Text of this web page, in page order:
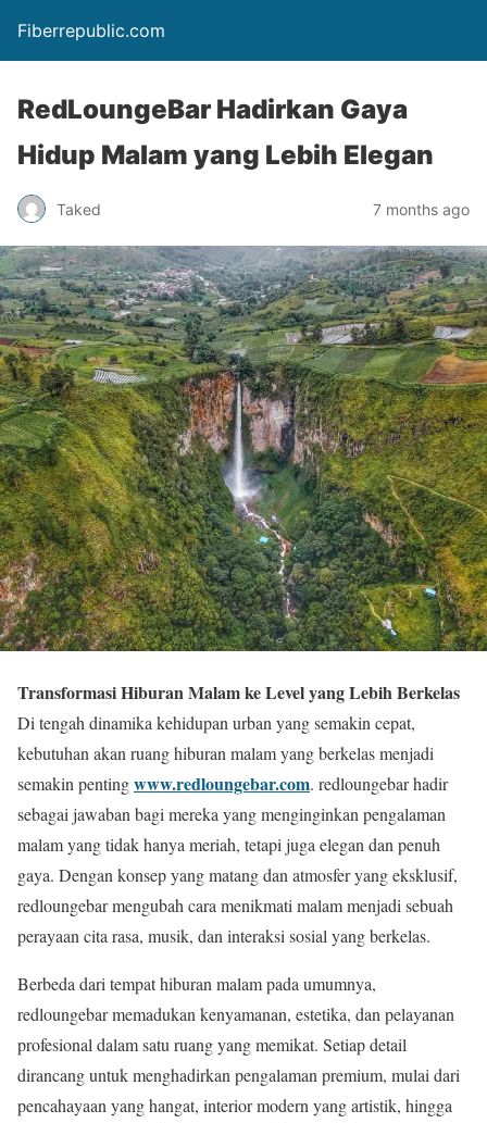
Fiberrepublic.com
RedLoungeBar Hadirkan Gaya
Hidup Malam yang Lebih Elegan
Taked 7 months ago
Transformasi Hiburan Malam ke Level yang Lebih Berkelas
Di tengah dinamika kehidupan urban yang semakin cepat,
kebutuhan akan ruang hiburan malam yang berkelas menjadi
semakin pentingwww.redloungebar.com. redloungebar hadir
sebagai jawaban bagi mereka yang menginginkan pengalaman
malam yang tidak hanya meriah, tetapi juga elegan dan penuh
gaya. Dengan konsep yang matang dan atmosfer yang eksklusif,
redloungebar mengubah cara menikmati malam menjadi sebuah
perayaan cita rasa, musik, dan interaksi sosial yang berkelas.
Berbeda dari tempat hiburan malam pada umumnya,
redloungebar memadukan kenyamanan, estetika, dan pelayanan
profesional dalam satu ruang yang memikat. Setiap detail
dirancang untuk menghadirkan pengalaman premium, mulai dari
pencahayaan yang hangat, interior modern yang artistik, hingga